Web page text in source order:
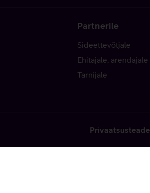
Partnerile
Sideettevõtjale
Ehitajale, arendajale
Tarnijale
Privaatsusteade